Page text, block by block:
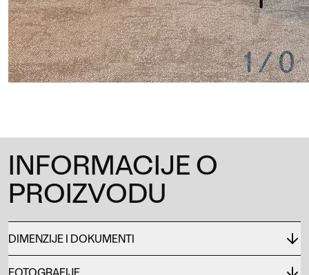
1/0
INFORMACIJE O
PROIZVODU
DIMENZIJE I DOKUMENTI
FOTOGRAFIJE